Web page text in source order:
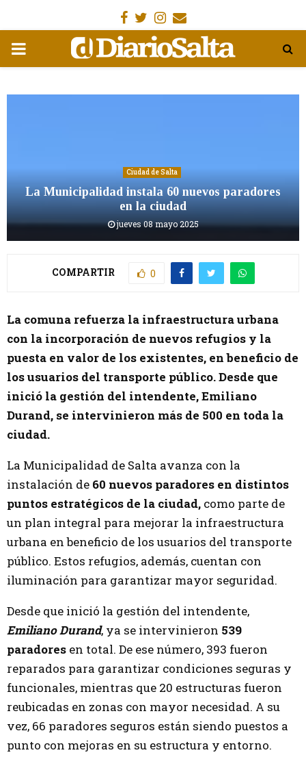
Facebook
Gorjeo
Instagram
Email
MENÚ
Ciudad de Salta
La Municipalidad instala 60 nuevos paradores
en la ciudad
jueves 08 mayo 2025
COMPARTIR 0
La comuna refuerza la infraestructura urbana
con la incorporación de nuevos refugios y la
puesta en valor de los existentes, en beneficio de
los usuarios del transporte público. Desde que
inició la gestión del intendente, Emiliano
Durand, se intervinieron más de 500 en toda la
ciudad.
La Municipalidad de Salta avanza con la
instalación de 60 nuevos paradores en distintos
puntos estratégicos de la ciudad, como parte de
un plan integral para mejorar la infraestructura
urbana en beneficio de los usuarios del transporte
público. Estos refugios, además, cuentan con
iluminación para garantizar mayor seguridad.
Desde que inició la gestión del intendente,
Emiliano Durand, ya se intervinieron 539
paradores en total. De ese número, 393 fueron
reparados para garantizar condiciones seguras y
funcionales, mientras que 20 estructuras fueron
reubicadas en zonas con mayor necesidad. A su
vez, 66 paradores seguros están siendo puestos a
punto con mejoras en su estructura y entorno.